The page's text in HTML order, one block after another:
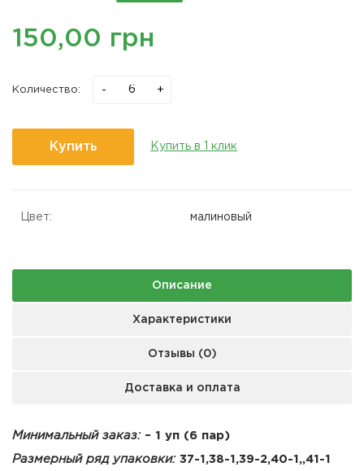
150,00 грн
Количество: - +
Купить Купить в 1 клик
Цвет: малиновый
Описание
Характеристики
Отзывы (0)
Доставка и оплата
Минимальный заказ:– 1 уп (6 пар)
Размерный ряд упаковки: 37-1,38-1,39-2,40-1,,41-1